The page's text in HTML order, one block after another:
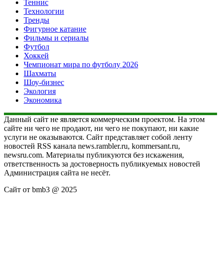
Теннис
Технологии
Тренды
Фигурное катание
Фильмы и сериалы
Футбол
Хоккей
Чемпионат мира по футболу 2026
Шахматы
Шоу-бизнес
Экология
Экономика
Данный сайт не является коммерческим проектом. На этом
сайте ни чего не продают, ни чего не покупают, ни какие
услуги не оказываются. Сайт представляет собой ленту
новостей RSS канала news.rambler.ru, kommersant.ru,
newsru.com. Материалы публикуются без искажения,
ответственность за достоверность публикуемых новостей
Администрация сайта не несёт.
Сайт от bmb3 @ 2025